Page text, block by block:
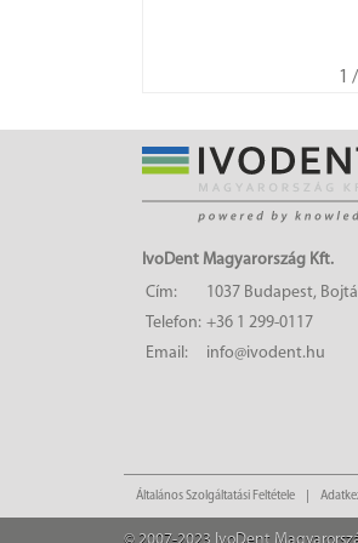
1
IvoDent Magyarország Kft.
Cím:
1037 Budapest,
Telefon: +36 1 299-0117
Email:
info@ivodent.hu
Általános Szolgáltatási Feltétele